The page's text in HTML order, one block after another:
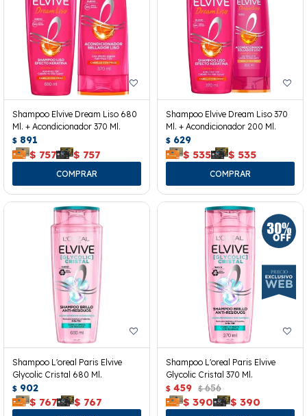
Shampoo Elvive Dream Liso 680
Ml. + Acondicionador 370 Ml.
$ 891
$ 757 $ 757
Shampoo Elvive Dream Liso 370
Ml. + Acondicionador 200 Ml.
$ 629
$ 535 $ 535
Shampoo L'oreal Paris Elvive
Glycolic Cristal 680 Ml.
$ 902
$ 767 $ 767
Shampoo L'oreal Paris Elvive
Glycolic Cristal 370 Ml.
$ 459 $ 656
$ 390 $ 390